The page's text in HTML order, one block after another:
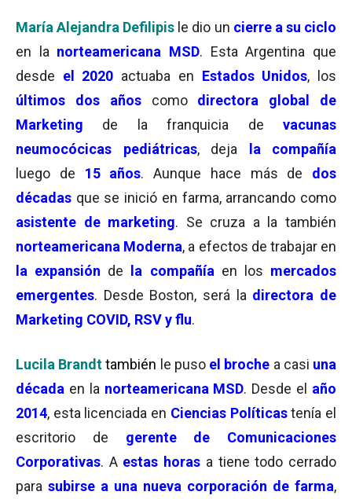
María Alejandra Defilipis le dio un cierre a su ciclo
en la norteamericana MSD. Esta Argentina que
desde el 2020 actuaba en Estados Unidos, los
últimos dos añoscomo directora global de
Marketing de la franquicia de vacunas
neumocócicas pediátricas, deja la compañía
luego de 15 años. Aunque hace más de dos
décadas que se inició en farma, arrancando como
asistente de marketing. Se cruza a la también
norteamericana Moderna, a efectos de trabajar en
la expansión de la compañía en los mercados
emergentes. Desde Boston, será la directora de
Marketing COVID, RSV y flu.
Lucila Brandt también le pusoel broche a casi una
década en la norteamericana MSD. Desde el año
2014, esta licenciada en Ciencias Políticas tenía el
escritorio de gerente de Comunicaciones
Corporativas. Aestas horas a tiene todo cerrado
para subirse a una nueva corporación de farma,